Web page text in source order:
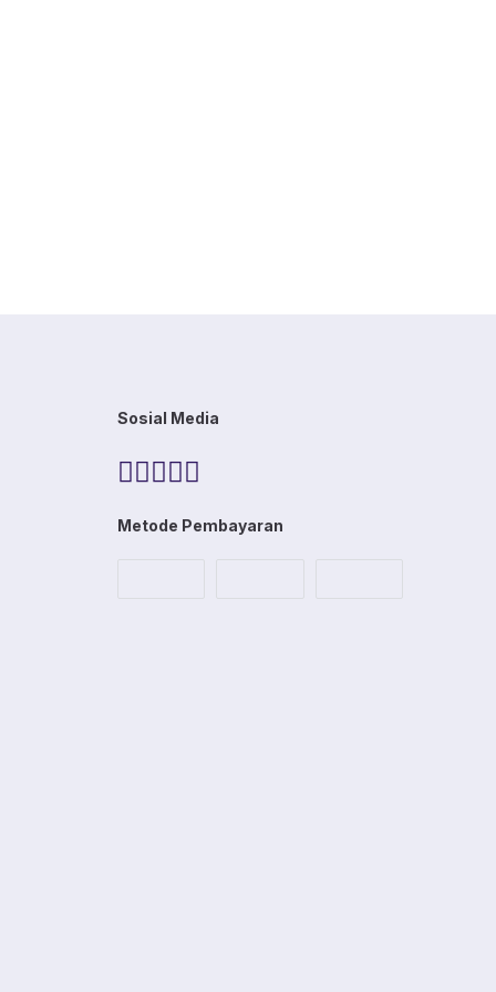
Sosial Media
Metode Pembayaran